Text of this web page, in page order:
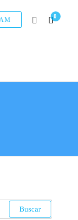
0